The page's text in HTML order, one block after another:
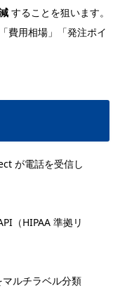
することを狙います。
費用相場」「発注ポイ
が電話を受信し
（HIPAA 準拠リ
マルチラベル分類